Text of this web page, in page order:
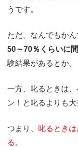
うです。
ただ、なんでもか
50～70％くらいに
験結果があるとか。
一方、叱るときは
ン！と叱るよりも
つまり、 叱るとき
る 。